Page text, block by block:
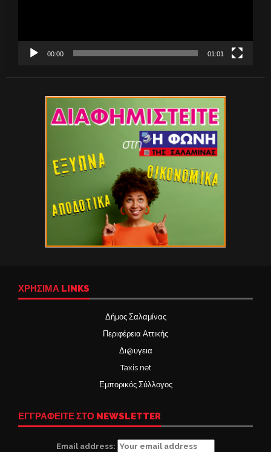
00:00 01:01
ΧΡΉΣΙΜΑ LINKS
Δήμος Σαλαμίνας
Περιφέρεια Αττικής
Δι@υγεια
Taxis net
Εμπορικός Σύλλογος
ΕΓΓΡΑΦΕΙΤΕ ΣΤΟ NEWSLETTER
Email address: